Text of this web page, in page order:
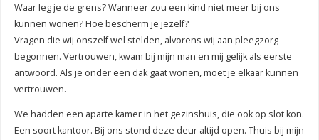
Waar leg je de grens? Wanneer zou een kind niet meer bij ons
kunnen wonen? Hoe bescherm je jezelf?
Vragen die wij onszelf wel stelden, alvorens wij aan pleegzorg
begonnen. Vertrouwen, kwam bij mijn man en mij gelijk als eerste
antwoord. Als je onder een dak gaat wonen, moet je elkaar kunnen
vertrouwen.
We hadden een aparte kamer in het gezinshuis, die ook op slot kon.
Een soort kantoor. Bij ons stond deze deur altijd open. Thuis bij mijn